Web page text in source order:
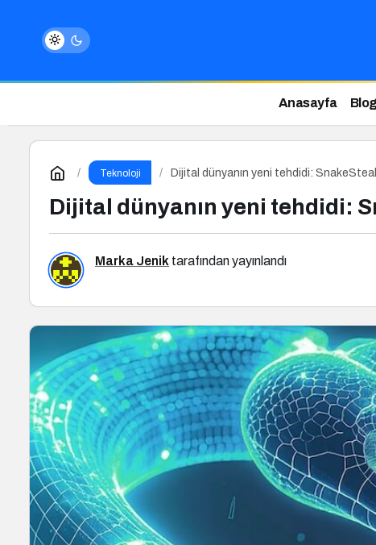
Anasayfa
Teknoloji Dijital dünyanın yeni tehdidi:
Dijital dünyanın yeni tehdidi:
Marka Jenik tarafından yayınlandı